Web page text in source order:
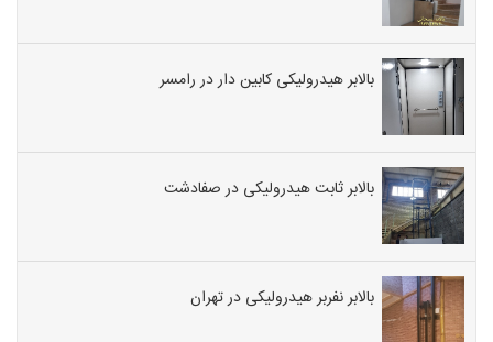
بالابر هیدرولیکی کابین دار در رامسر
بالابر ثابت هیدرولیکی در صفادشت
بالابر نفربر هیدرولیکی در تهران